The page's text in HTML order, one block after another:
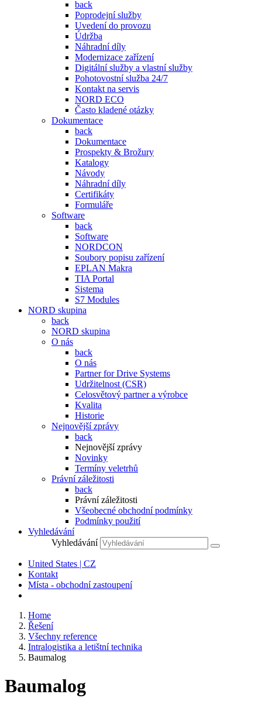
back
Poprodejní služby
Uvedení do provozu
Údržba
Náhradní díly
Modernizace zařízení
Digitální služby a vlastní služby
Pohotovostní služba 24/7
Kontakt na servis
NORD ECO
Často kladené otázky
Dokumentace
back
Dokumentace
Prospekty & Brožury
Katalogy
Návody
Náhradní díly
Certifikáty
Formuláře
Software
back
Software
NORDCON
Soubory popisu zařízení
EPLAN Makra
TIA Portal
Sistema
S7 Modules
NORD skupina
back
NORD skupina
O nás
back
O nás
Partner for Drive Systems
Udržitelnost (CSR)
Celosvětový partner a výrobce
Kvalita
Historie
Nejnovější zprávy
back
Nejnovější zprávy
Novinky
Termíny veletrhů
Právní záležitosti
back
Právní záležitosti
Všeobecné obchodní podmínky
Podmínky použití
Vyhledávání
Vyhledávání
United States | CZ
Kontakt
Místa - obchodní zastoupení
Home
Řešení
Všechny reference
Intralogistika a letištní technika
Baumalog
Baumalog